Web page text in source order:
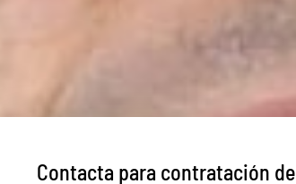
Contacta para contratación de